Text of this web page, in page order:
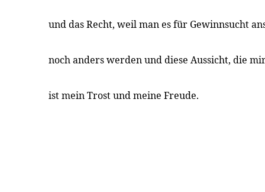
und das Recht, weil man es für Gewinnsucht
noch anders werden und diese Aussicht, die
ist mein Trost und meine Freude.